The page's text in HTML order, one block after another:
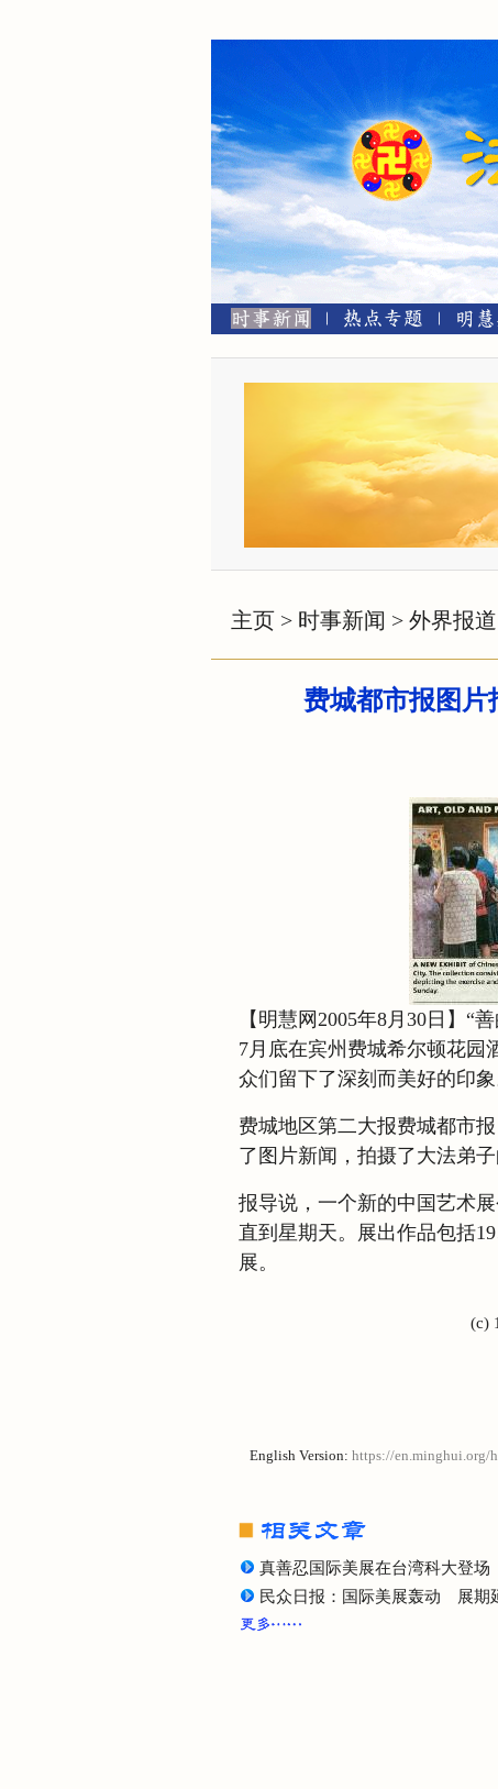
主页 > 时事新闻 > 外界报道
费城都市报图片
【明慧网2005年8月30日】“
7月底在宾州费城希尔顿花园
众们留下了深刻而美好的印象
费城地区第二大报费城都市
了图片新闻，拍摄了大法弟子
报导说，一个新的中国艺术
直到星期天。展出作品包括
展。
(c)
English Version: https://en.minghui.org/
真善忍国际美展在台湾科大登
民众日报：国际美展轰动 展期